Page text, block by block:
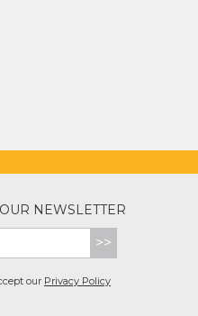
NEWSLETTER
>>
our Privacy Policy